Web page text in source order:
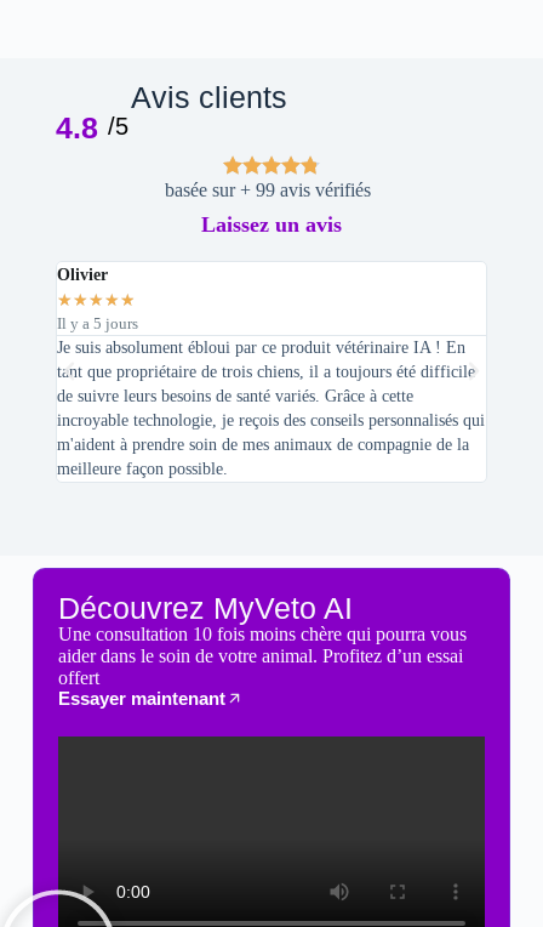
Avis clients
4.8 /5
basée sur + 99 avis vérifiés
Laissez un avis
Olivier
★★★★★
Il y a 5 jours
Je suis absolument ébloui par ce produit vétérinaire IA ! En
tant que propriétaire de trois chiens, il a toujours été difficile
de suivre leurs besoins de santé variés. Grâce à cette
incroyable technologie, je reçois des conseils personnalisés qui
m'aident à prendre soin de mes animaux de compagnie de la
meilleure façon possible.
Découvrez MyVeto AI
Une consultation 10 fois moins chère qui pourra vous
aider dans le soin de votre animal. Profitez d’un essai
offert
Essayer maintenant